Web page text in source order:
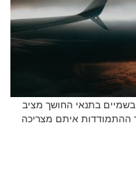
בשמיים בתנאי החושך מציב
ההתמודדות איתם מצריכה